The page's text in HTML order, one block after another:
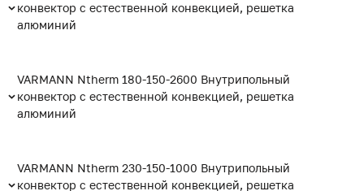
конвектор с естественной конвекцией, решетка
алюминий
VARMANN Ntherm 180-150-2600 Внутрипольный
конвектор с естественной конвекцией, решетка
алюминий
VARMANN Ntherm 230-150-1000 Внутрипольный
конвектор с естественной конвекцией, решетка